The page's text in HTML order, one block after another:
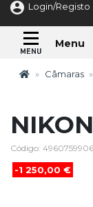
Login/Registo
Menu
Câmaras
Código:
-1 250,00 €